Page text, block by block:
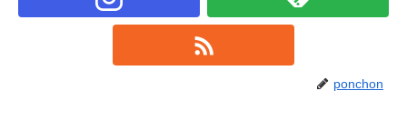
ponchon